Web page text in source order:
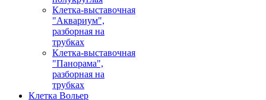
Клетка-выставочная
"Аквариум",
разборная на
трубках
Клетка-выставочная
"Панорама",
разборная на
трубках
Клетка Вольер